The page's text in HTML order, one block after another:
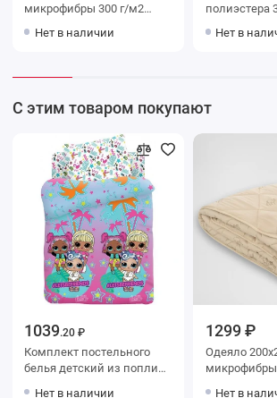
микрофибры 300 г/м2
Столица текстиля
Нет в наличии
полиэстера 300 г/м2
Столица
Нет в
С этим товаром покупают
1039.20 ₽
Комплект постельного
белья детский из поплина
Нет в наличии
1299 ₽
Одеяло 200х220 евро из
микрофибры 300 г/м2
Нет в